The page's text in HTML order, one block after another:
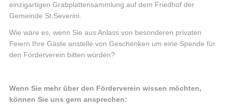
einzigartigen Grabplattensammlung auf dem Friedhof der
Gemeinde St.Severini.
Wie wäre es, wenn Sie aus Anlass von besonderen privaten
Feiern Ihre Gäste anstelle von Geschenken um eine Spende für
den Förderverein bitten würden?
Wenn Sie mehr über den Förderverein wissen möchten,
können Sie uns gern ansprechen: